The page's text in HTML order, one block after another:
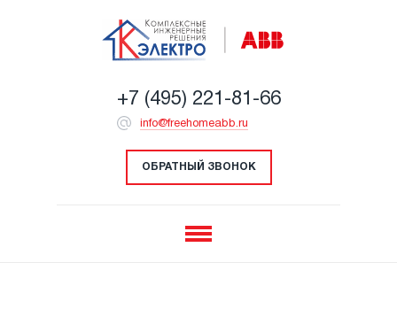
+7 (495) 221-81-66
info@freehomeabb.ru
ОБРАТНЫЙ ЗВОНОК